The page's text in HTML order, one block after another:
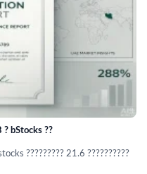
? bStocks ??
????????? 21.6 ??????????